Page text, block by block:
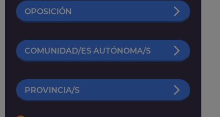
OPOSICIÓN
COMUNIDAD/ES AUTÓNOMA/S
PROVINCIA/S